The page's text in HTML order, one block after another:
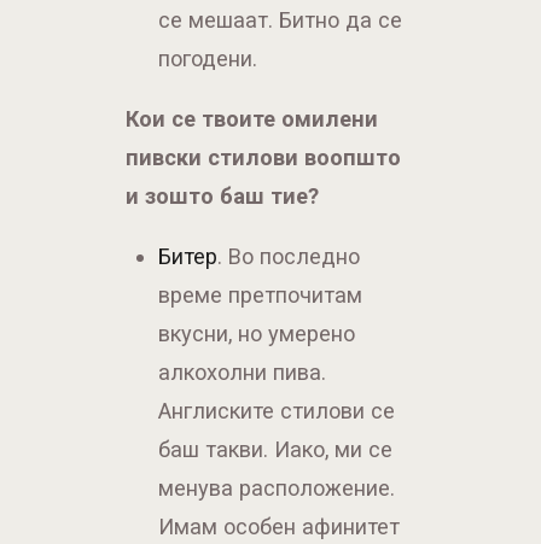
вкусни, но умерено
Англиските стилови се
баш такви. Иако, ми се
менува расположение.
Имам особен афинитет
према белгиските пива,
особено во стилот на Ја
наоѓам убавината во
секое пиво. Во некое